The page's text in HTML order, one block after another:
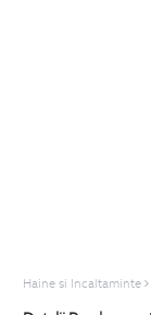
Haine si Incaltaminte